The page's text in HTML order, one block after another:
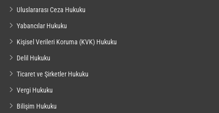
Uluslararası Ceza Hukuku
Yabancılar Hukuku
Kişisel Verileri Koruma (KVK) Hukuku
Delil Hukuku
Ticaret ve Şirketler Hukuku
Vergi Hukuku
Bilişim Hukuku